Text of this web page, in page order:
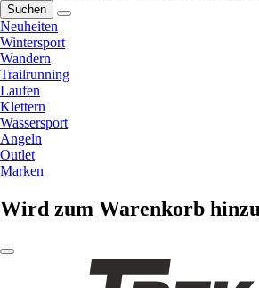
Suchen
Neuheiten
Wintersport
Wandern
Trailrunning
Laufen
Klettern
Wassersport
Angeln
Outlet
Marken
Wird zum Warenkorb